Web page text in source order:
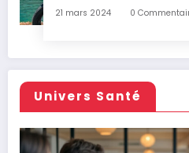
21 mars 2024 0
Univers Santé